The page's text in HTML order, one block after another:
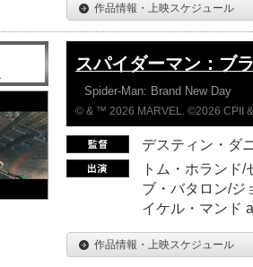
作品情報・上映スケジュール
スパイダーマン：ブ
Spider-Man: Brand New Day
© & ™ 2026 MARVEL. ©2026 CPII
デスティン・ダ
トム・ホランド
ブ・バタロン/ジ
イケル・マンド
作品情報・上映スケジュール